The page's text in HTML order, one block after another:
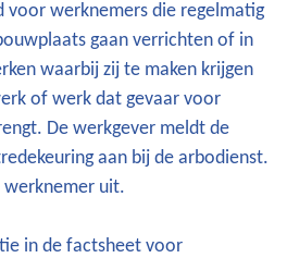
voor werknemers die regelmatig
gaan verrichten of in
waarbij zij te maken krijgen
of werk dat gevaar voor
De werkgever meldt de
aan bij de arbodienst.
werknemer uit.
in de factsheet voor